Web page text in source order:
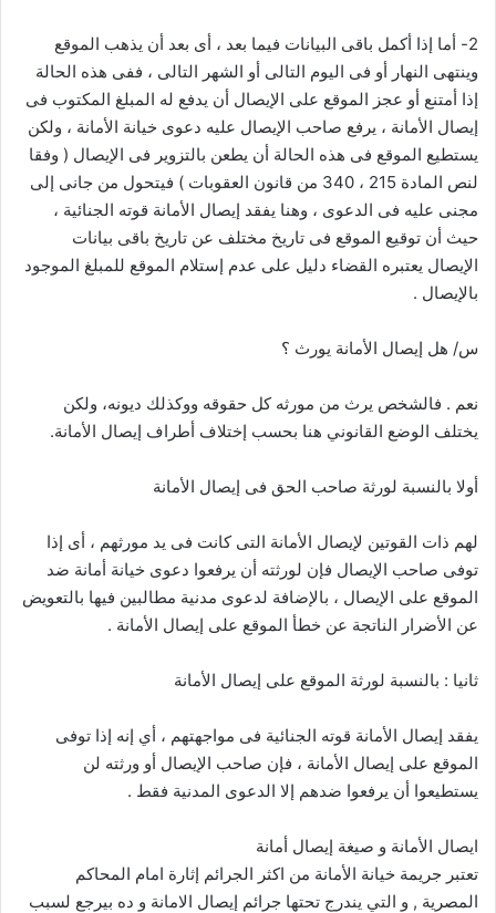
2- أما إذا أكمل باقى البيانات فيما بعد ، أى بعد أن يذهب الموقع
وينتهى النهار أو فى اليوم التالى أو الشهر التالى ، ففى هذه الحالة
إذا أمتنع أو عجز الموقع على الإيصال أن يدفع له المبلغ المكتوب فى
إيصال الأمانة ، يرفع صاحب الإيصال عليه دعوى خيانة الأمانة ، ولكن
يستطيع الموقع فى هذه الحالة أن يطعن بالتزوير فى الإيصال ( وفقا
لنص المادة 215 ، 340 من قانون العقوبات ) فيتحول من جانى إلى
مجنى عليه فى الدعوى ، وهنا يفقد إيصال الأمانة قوته الجنائية ،
حيث أن توقيع الموقع فى تاريخ مختلف عن تاريخ باقى بيانات
الإيصال يعتبره القضاء دليل على عدم إستلام الموقع للمبلغ الموجود
بالإيصال .
س/ هل إيصال الأمانة يورث ؟
نعم . فالشخص يرث من مورثه كل حقوقه ووكذلك ديونه، ولكن
يختلف الوضع القانوني هنا بحسب إختلاف أطراف إيصال الأمانة.
أولا بالنسبة لورثة صاحب الحق فى إيصال الأمانة
لهم ذات القوتين لإيصال الأمانة التى كانت فى يد مورثهم ، أى إذا
توفى صاحب الإيصال فإن لورثته أن يرفعوا دعوى خيانة أمانة ضد
الموقع على الإيصال ، بالإضافة لدعوى مدنية مطالبين فيها بالتعويض
عن الأضرار الناتجة عن خطأ الموقع على إيصال الأمانة .
ثانيا : بالنسبة لورثة الموقع على إيصال الأمانة
يفقد إيصال الأمانة قوته الجنائية فى مواجهتهم ، أي إنه إذا توفى
الموقع على إيصال الأمانة ، فإن صاحب الإيصال أو ورثته لن
يستطيعوا أن يرفعوا ضدهم إلا الدعوى المدنية فقط .
ايصال الأمانة و صيغة إيصال أمانة
تعتبر جريمة خيانة الأمانة من اكثر الجرائم إثارة امام المحاكم
المصرية , و التي يندرج تحتها جرائم إيصال الامانة و ده بيرجع لسبب